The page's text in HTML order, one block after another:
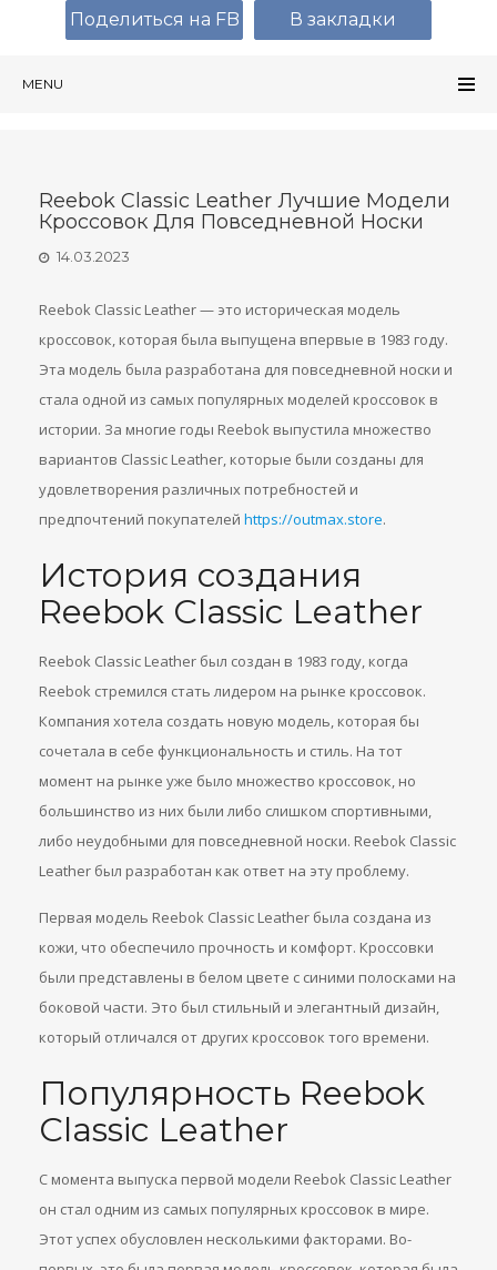
MENU
Reebok Classic Leather Лучшие Модели
Кроссовок Для Повседневной Носки
14.03.2023
Reebok Classic Leather — это историческая модель
кроссовок, которая была выпущена впервые в 1983 году.
Эта модель была разработана для повседневной носки и
стала одной из самых популярных моделей кроссовок в
истории. За многие годы Reebok выпустила множество
вариантов Classic Leather, которые были созданы для
удовлетворения различных потребностей и
предпочтений покупателей https://outmax.store.
История создания
Reebok Classic Leather
Reebok Classic Leather был создан в 1983 году, когда
Reebok стремился стать лидером на рынке кроссовок.
Компания хотела создать новую модель, которая бы
сочетала в себе функциональность и стиль. На тот
момент на рынке уже было множество кроссовок, но
большинство из них были либо слишком спортивными,
либо неудобными для повседневной носки. Reebok Classic
Leather был разработан как ответ на эту проблему.
Первая модель Reebok Classic Leather была создана из
кожи, что обеспечило прочность и комфорт. Кроссовки
были представлены в белом цвете с синими полосками на
боковой части. Это был стильный и элегантный дизайн,
который отличался от других кроссовок того времени.
Популярность Reebok
Classic Leather
С момента выпуска первой модели Reebok Classic Leather
он стал одним из самых популярных кроссовок в мире.
Этот успех обусловлен несколькими факторами. Во-
Поделиться на FB В закладки